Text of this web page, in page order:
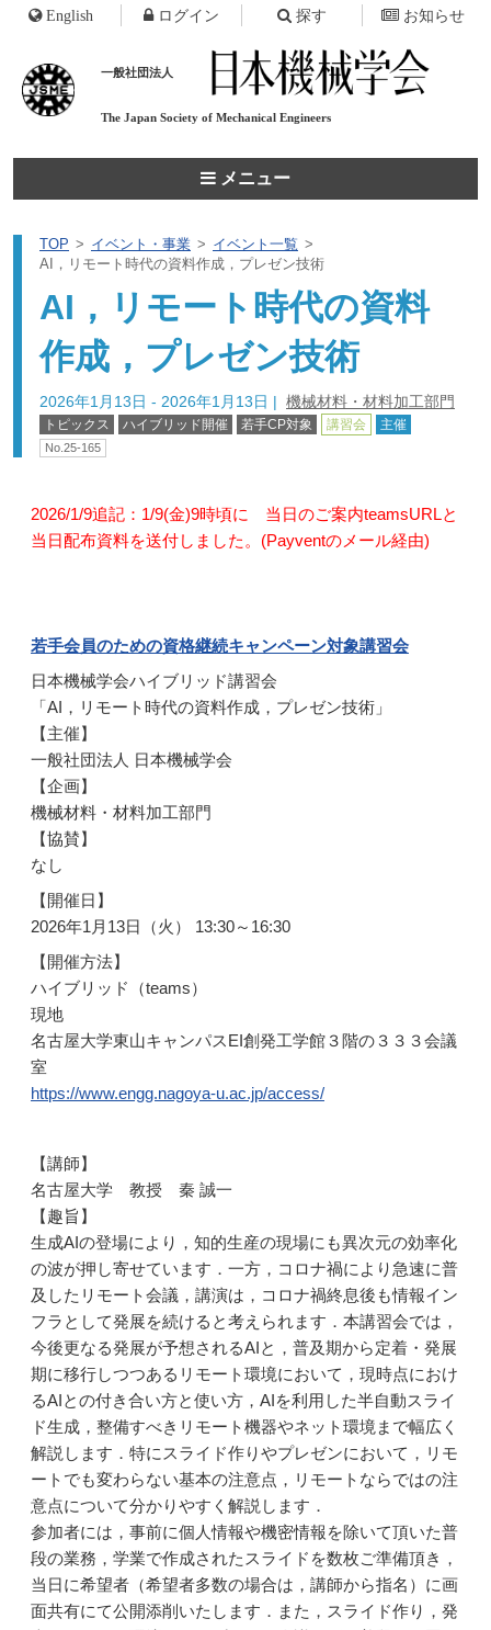
一般社団法人
The Japan Society of Mechanical Engineers
メニュー
English ログイン 探す お知らせ
TOP イベント・事業
イベント一覧
AI，リモート時代の資料作成，プレゼン技術
AI，リモート時代の資料
作成，プレゼン技術
2026年1月13日 - 2026年1月13日 | 機械材料・材料加工部門
トピックス ハイブリッド開催 若手CP対象 講習会 主催
No.25-165
2026/1/9追記：1/9(金)9時頃に 当日のご案内teamsURLと
当日配布資料を送付しました。(Payventのメール経由)
若手会員のための資格継続キャンペーン対象講習会
日本機械学会ハイブリッド講習会
「AI，リモート時代の資料作成，プレゼン技術」
【主催】
一般社団法人 日本機械学会
【企画】
機械材料・材料加工部門
【協賛】
なし
【開催日】
2026年1月13日（火） 13:30～16:30
【開催方法】
ハイブリッド（teams）
現地
名古屋大学東山キャンパスEI創発工学館３階の３３３会議
室
https://www.engg.nagoya-u.ac.jp/access/
【講師】
名古屋大学 教授 秦 誠一
【趣旨】
生成AIの登場により，知的生産の現場にも異次元の効率化
の波が押し寄せています．一方，コロナ禍により急速に普
及したリモート会議，講演は，コロナ禍終息後も情報イン
フラとして発展を続けると考えられます．本講習会では，
今後更なる発展が予想されるAIと，普及期から定着・発展
期に移行しつつあるリモート環境において，現時点におけ
るAIとの付き合い方と使い方，AIを利用した半自動スライ
ド生成，整備すべきリモート機器やネット環境まで幅広く
解説します．特にスライド作りやプレゼンにおいて，リモ
ートでも変わらない基本の注意点，リモートならではの注
意点について分かりやすく解説します．
参加者には，事前に個人情報や機密情報を除いて頂いた普
段の業務，学業で作成されたスライドを数枚ご準備頂き，
当日に希望者（希望者多数の場合は，講師から指名）に画
面共有にて公開添削いたします．また，スライド作り，発